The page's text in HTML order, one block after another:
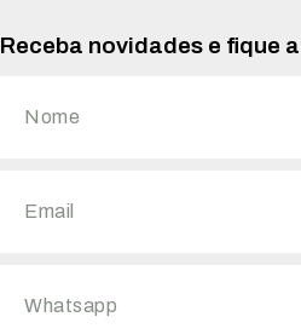
Receba novidades e fique